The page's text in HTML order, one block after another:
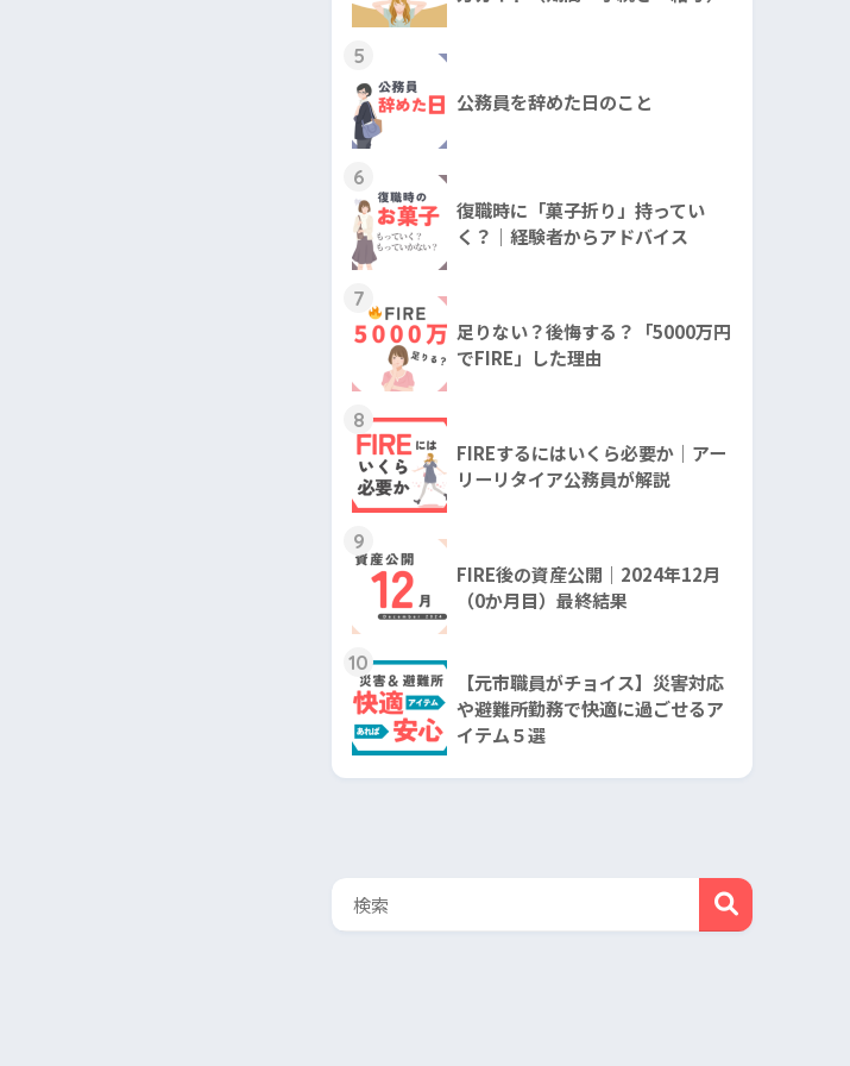
5
公務員を辞めた日のこと
6
復職時に「菓子折り」持ってい
く？｜経験者からアドバイス
7
足りない？後悔する？「5000万円
でFIRE」した理由
8
FIREするにはいくら必要か｜アー
リーリタイア公務員が解説
9
FIRE後の資産公開｜2024年12月
（0か月目）最終結果
10
【元市職員がチョイス】災害対応
や避難所勤務で快適に過ごせるア
イテム５選